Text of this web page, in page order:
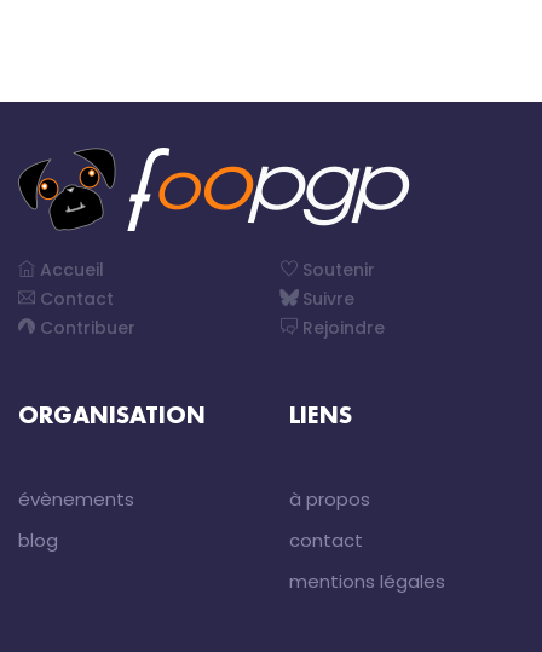
Accueil
Contact
Contribuer
Soutenir
Suivre
Rejoindre
ORGANISATION
évènements
blog
LIENS
à propos
contact
mentions légales